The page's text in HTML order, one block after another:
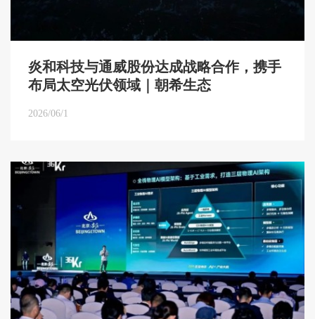
炎和科技与通威股份达成战略合作，携手
布局太空光伏领域｜朝希生态
2026/06/1